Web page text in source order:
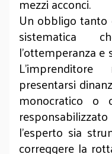
Un obbligo tanto
sistematica
l’ottemperanza e
presentarsi
monocratico o
l’esperto sia
correggere la